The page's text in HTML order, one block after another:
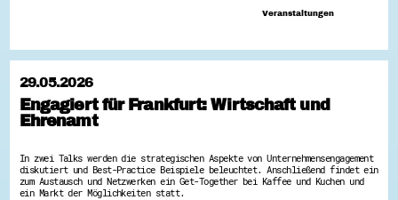
Ausgezeichnete Projekte
Engagement-Lotsen
Freiwilligenmanagement
Hessen engagiert - Digitale Themenabende
Kompetenznachweis Hessen
Veranstaltungen
29.05.2026
Engagiert für Frankfurt: Wirtschaft und
Ehrenamt
In zwei Talks werden die strategischen Aspekte von Unternehmensengagement
diskutiert und Best-Practice Beispiele beleuchtet. Anschließend findet ein
zum Austausch und Netzwerken ein Get-Together bei Kaffee und Kuchen und
ein Markt der Möglichkeiten statt.